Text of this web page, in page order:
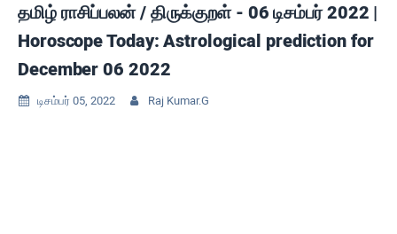
தமிழ் ராசிப்பலன் / திருக்குறள் - 06 டிசம்பர் 2022 |
Horoscope Today: Astrological prediction for
December 06 2022
 டிசம்பர் 05, 2022  Raj Kumar.G